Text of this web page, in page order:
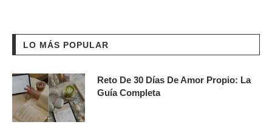
LO MÁS POPULAR
Reto De 30 Días De Amor Propio: La
Guía Completa